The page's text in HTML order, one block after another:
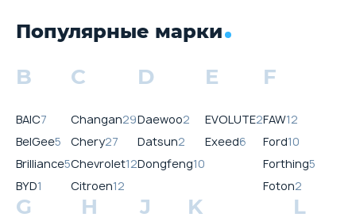
Популярные марки
B
BAIC7
BelGee5
Brilliance5
BYD1
C
Changan29
Chery27
Chevrolet12
Citroen12
D
Daewoo2
Datsun2
Dongfeng10
E
EVOLUTE2
Exeed6
F
FAW12
Ford10
Forthing5
Foton2
G H J K L